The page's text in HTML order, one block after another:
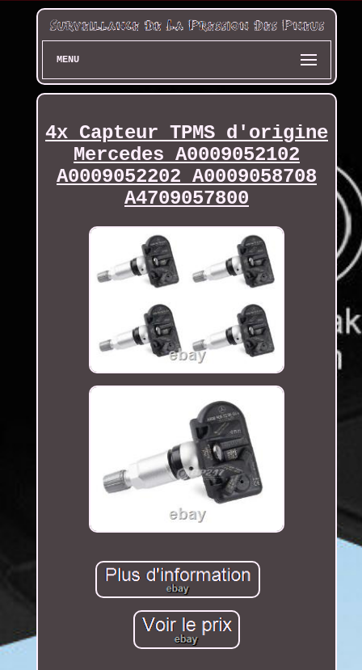
MENU
4x Capteur TPMS d'origine
Mercedes A0009052102
A0009052202 A0009058708
A4709057800